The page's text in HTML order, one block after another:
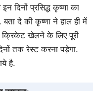
दिनों प्रसिद्ध कृष्णा का
दे की कृष्णा ने हाल ही में
क्रिकेट खेलने के लिए पूरी
तक रेस्ट करना पड़ेगा.
है.